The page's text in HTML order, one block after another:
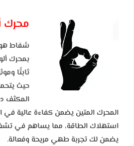
محرك
شفاط
بمحرك
ثابتًا
حيث
المكثف
المحرك المتين يضمن كفاءة عالية
استهلاك الطاقة، مما يساهم في
يضمن لك تجربة طهي مريحة وفعالة.